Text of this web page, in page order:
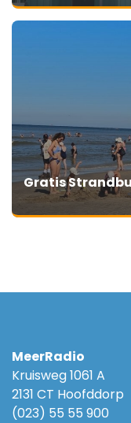
Gratis
MeerRadio
Kruisweg 1061 A
2131 CT Hoofddorp
(023) 55 55 900